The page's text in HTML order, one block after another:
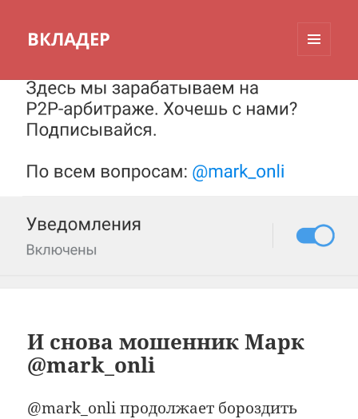
ВКЛАДЕР
И снова мошенник Марк
@mark_onli
@mark_onli продолжает бороздить